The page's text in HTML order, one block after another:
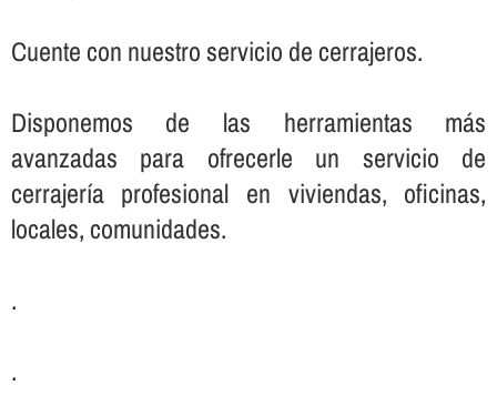
Cuente con nuestro servicio de cerrajeros.
Disponemos de las herramientas más
avanzadas para ofrecerle un servicio de
cerrajerí­a profesional en viviendas, oficinas,
locales, comunidades.
.
.